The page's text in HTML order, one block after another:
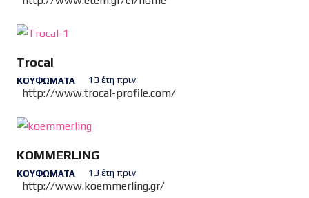
Trocal
ΚΟΥΦΏΜΑΤΑ 13 έτη πριν
http://www.trocal-profile.com/
KOMMERLING
ΚΟΥΦΏΜΑΤΑ 13 έτη πριν
http://www.koemmerling.gr/